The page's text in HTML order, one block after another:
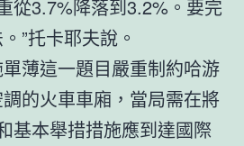
從3.7%降落到3.2%。要完
”托卡耶夫說。
薄這一題目嚴重制約哈游
的火車車廂，當局需在將
基本舉措措施應到達國際